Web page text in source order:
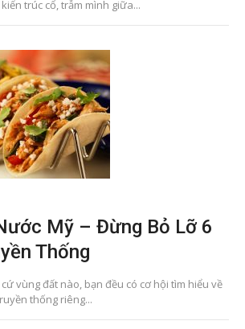
trúc cổ, trẫm mình giữa...
Mỹ – Đừng Bỏ Lỡ 6
Thống
vùng đất nào, bạn đều có cơ hội tìm hiểu về
thống riêng...